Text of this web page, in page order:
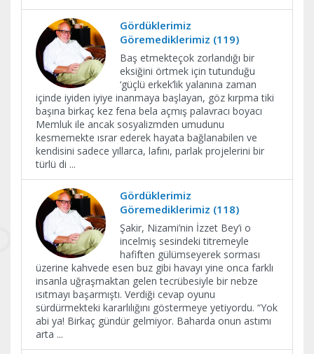
Gördüklerimiz
Göremediklerimiz (119)
Baş etmekteçok zorlandığı bir
eksiğini örtmek için tutunduğu
‘güçlü erkek’lik yalanına zaman
içinde iyiden iyiye inanmaya başlayan, göz kırpma tiki
başına birkaç kez fena bela açmış palavracı boyacı
Memluk ile ancak sosyalizmden umudunu
kesmemekte ısrar ederek hayata bağlanabilen ve
kendisini sadece yıllarca, lafını, parlak projelerini bir
türlü di ...
Gördüklerimiz
Göremediklerimiz (118)
Şakir, Nizami’nin İzzet Bey’i o
incelmiş sesindeki titremeyle
hafiften gülümseyerek sorması
üzerine kahvede esen buz gibi havayı yine onca farklı
insanla uğraşmaktan gelen tecrübesiyle bir nebze
ısıtmayı başarmıştı. Verdiği cevap oyunu
sürdürmekteki kararlılığını göstermeye yetiyordu. “Yok
abi ya! Birkaç gündür gelmiyor. Baharda onun astımı
arta ...